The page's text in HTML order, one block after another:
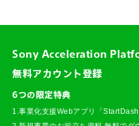
Sony Acceleration
無料アカウント登録
6つの限定特典
1.事業化支援Webアプリ「StartDash